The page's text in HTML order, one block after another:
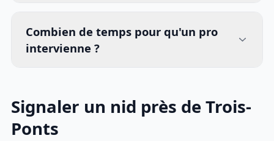
Combien de temps pour qu'un pro
intervienne ?
Signaler un nid près de Trois-
Ponts